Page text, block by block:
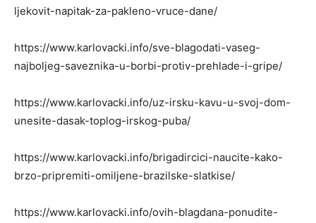
ljekovit-napitak-za-pakleno-vruce-dane/
https://www.karlovacki.info/sve-blagodati-vaseg-
najboljeg-saveznika-u-borbi-protiv-prehlade-i-gripe/
https://www.karlovacki.info/uz-irsku-kavu-u-svoj-dom-
unesite-dasak-toplog-irskog-puba/
https://www.karlovacki.info/brigadircici-naucite-kako-
brzo-pripremiti-omiljene-brazilske-slatkise/
https://www.karlovacki.info/ovih-blagdana-ponudite-